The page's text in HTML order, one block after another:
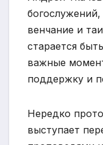
венчание и
старается
важные
поддержку и
Нередко
выступает